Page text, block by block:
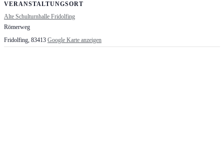
VERANSTALTUNGSORT
Alte Schulturnhalle Fridolfing
Römerweg
Fridolfing, 83413 Google Karte anzeigen